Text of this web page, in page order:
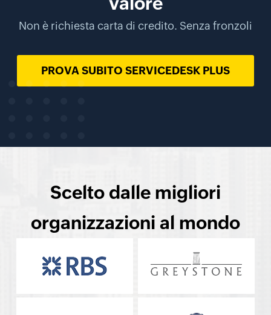
Non è richiesta carta di credito. Senza fronzoli
PROVA SUBITO SERVICEDESK PLUS
Scelto dalle migliori
organizzazioni al mondo